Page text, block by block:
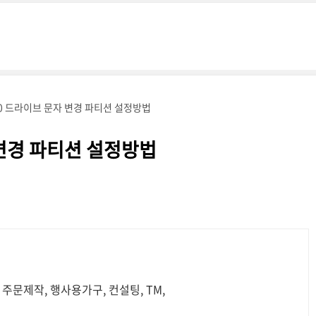
드라이브 문자 변경 파티션 설정방법
파티션 설정방법
문제작, 행사용가구, 컨설팅, TM,